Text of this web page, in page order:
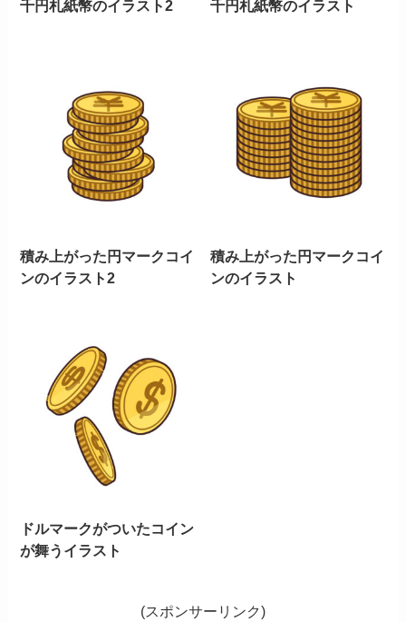
千円札紙幣のイラスト2 千円札紙幣のイラスト
積み上がった円マークコイ
ンのイラスト2
積み上がった円マークコイ
ンのイラスト
ドルマークがついたコイン
が舞うイラスト
(スポンサーリンク)